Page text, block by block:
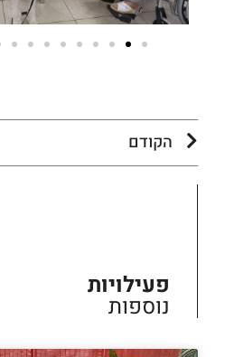
הקודם
פעילויות
נוספות